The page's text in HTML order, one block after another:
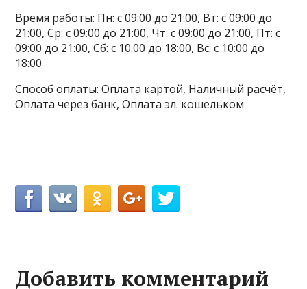
Время работы: Пн: с 09:00 до 21:00, Вт: с 09:00 до
21:00, Ср: с 09:00 до 21:00, Чт: с 09:00 до 21:00, Пт: с
09:00 до 21:00, Сб: с 10:00 до 18:00, Вс: с 10:00 до
18:00
Способ оплаты: Оплата картой, Наличный расчёт,
Оплата через банк, Оплата эл. кошельком
Добавить комментарий